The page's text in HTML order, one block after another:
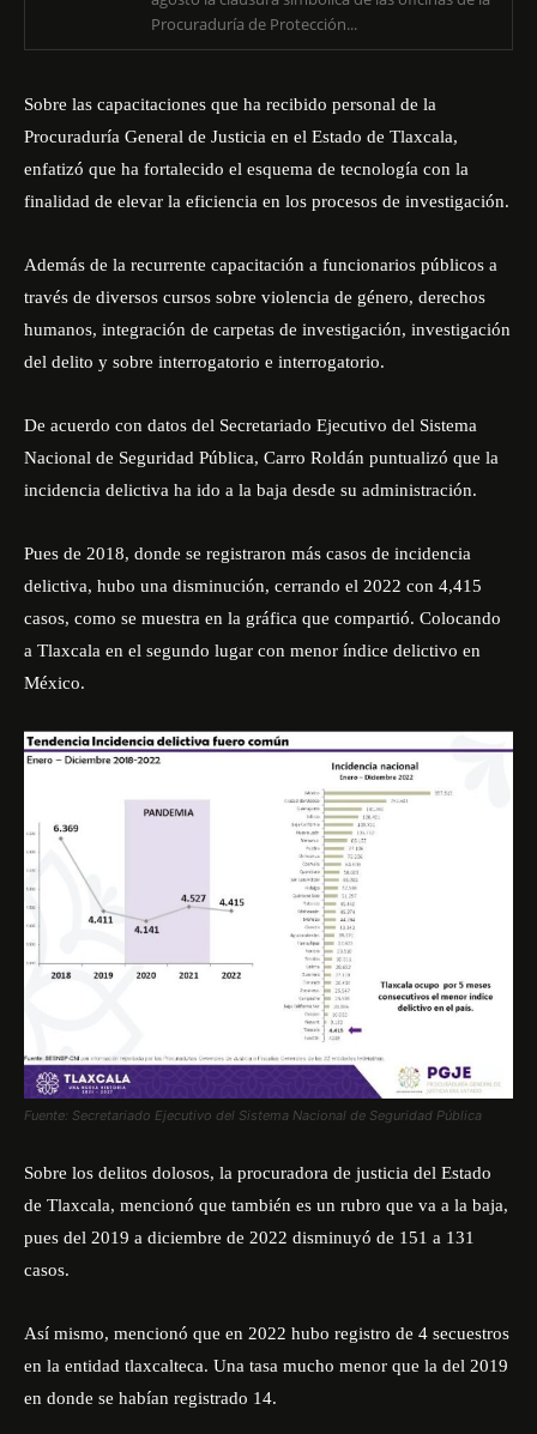
Procuraduría de Protección...
Sobre las capacitaciones que ha recibido personal de la
Procuraduría General de Justicia en el Estado de Tlaxcala,
enfatizó que ha fortalecido el esquema de tecnología con la
finalidad de elevar la eficiencia en los procesos de investigación.
Además de la recurrente capacitación a funcionarios públicos a
través de diversos cursos sobre violencia de género, derechos
humanos, integración de carpetas de investigación, investigación
del delito y sobre interrogatorio e interrogatorio.
De acuerdo con datos del Secretariado Ejecutivo del Sistema
Nacional de Seguridad Pública, Carro Roldán puntualizó que la
incidencia delictiva ha ido a la baja desde su administración.
Pues de 2018, donde se registraron más casos de incidencia
delictiva, hubo una disminución, cerrando el 2022 con 4,415
casos, como se muestra en la gráfica que compartió. Colocando
a Tlaxcala en el segundo lugar con menor índice delictivo en
México.
Fuente: Secretariado Ejecutivo del Sistema Nacional de Seguridad Pública
Sobre los delitos dolosos, la procuradora de justicia del Estado
de Tlaxcala, mencionó que también es un rubro que va a la baja,
pues del 2019 a diciembre de 2022 disminuyó de 151 a 131
casos.
Así mismo, mencionó que en 2022 hubo registro de 4 secuestros
en la entidad tlaxcalteca. Una tasa mucho menor que la del 2019
en donde se habían registrado 14.